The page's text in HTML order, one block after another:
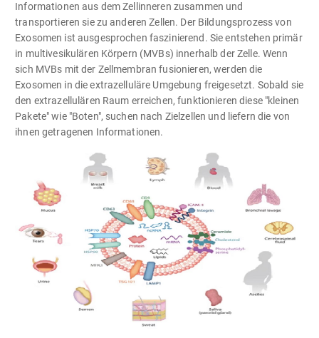
Informationen aus dem Zellinneren zusammen und
transportieren sie zu anderen Zellen. Der Bildungsprozess von
Exosomen ist ausgesprochen faszinierend. Sie entstehen primär
in multivesikulären Körpern (MVBs) innerhalb der Zelle. Wenn
sich MVBs mit der Zellmembran fusionieren, werden die
Exosomen in die extrazelluläre Umgebung freigesetzt. Sobald sie
den extrazellulären Raum erreichen, funktionieren diese "kleinen
Pakete" wie "Boten", suchen nach Zielzellen und liefern die von
ihnen getragenen Informationen.